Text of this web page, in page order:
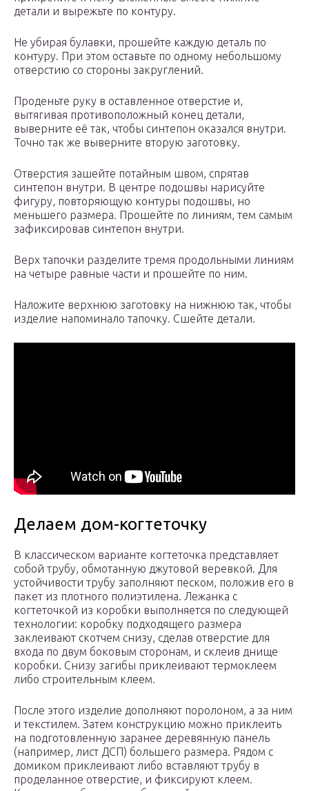
детали и вырежьте по контуру.
Не убирая булавки, прошейте каждую деталь по
контуру. При этом оставьте по одному небольшому
отверстию со стороны закруглений.
Проденьте руку в оставленное отверстие и,
вытягивая противоположный конец детали,
выверните её так, чтобы синтепон оказался внутри.
Точно так же выверните вторую заготовку.
Отверстия зашейте потайным швом, спрятав
синтепон внутри. В центре подошвы нарисуйте
фигуру, повторяющую контуры подошвы, но
меньшего размера. Прошейте по линиям, тем самым
зафиксировав синтепон внутри.
Верх тапочки разделите тремя продольными линиям
на четыре равные части и прошейте по ним.
Наложите верхнюю заготовку на нижнюю так, чтобы
изделие напоминало тапочку. Сшейте детали.
Делаем дом-когтеточку
В классическом варианте когтеточка представляет
собой трубу, обмотанную джутовой веревкой. Для
устойчивости трубу заполняют песком, положив его в
пакет из плотного полиэтилена. Лежанка с
когтеточкой из коробки выполняется по следующей
технологии: коробку подходящего размера
заклеивают скотчем снизу, сделав отверстие для
входа по двум боковым сторонам, и склеив днище
коробки. Снизу загибы приклеивают термоклеем
либо строительным клеем.
После этого изделие дополняют поролоном, а за ним
и текстилем. Затем конструкцию можно приклеить
на подготовленную заранее деревянную панель
(например, лист ДСП) большего размера. Рядом с
домиком приклеивают либо вставляют трубу в
проделанное отверстие, и фиксируют клеем.